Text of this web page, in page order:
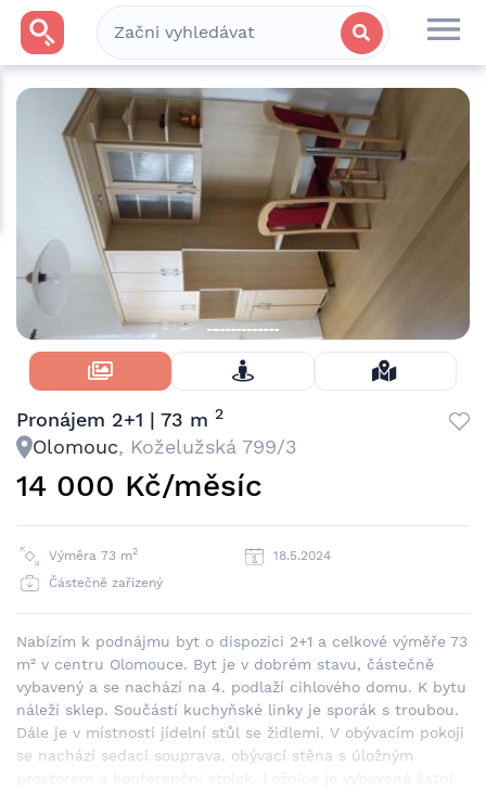
Skrýt Fotky
Pronájem 2+1 | 73 m 2
Olomouc, Koželužská 799/3
14 000 Kč/měsíc
Výměra 73 m2
18.5.2024
Částečně zařízený
Nabízím k podnájmu byt o dispozici 2+1 a celkové výměře 73
m² v centru Olomouce. Byt je v dobrém stavu, částečně
vybavený a se nachází na 4. podlaží cihlového domu. K bytu
náleží sklep. Součástí kuchyňské linky je sporák s troubou.
Dále je v místnosti jídelní stůl se židlemi. V obývacím pokoji
se nachází sedací souprava, obývací stěna s úložným